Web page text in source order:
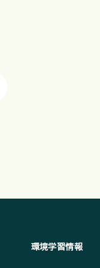
環境学習情報